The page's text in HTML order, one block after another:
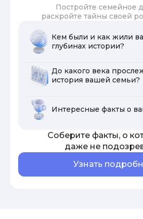
Постройте семейное
раскройте тайны своей
Кем были и как жили
глубинах истории?
До какого века
история вашей семьи?
Интересные факты о
Соберите факты, о
даже не
Узнать